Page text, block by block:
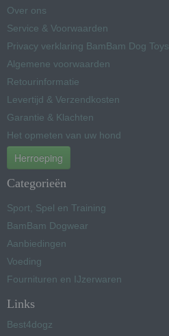
Over ons
Service & Voorwaarden
Privacy verklaring BamBam Dog Toys
Algemene voorwaarden
Retourinformatie
Levertijd & Verzendkosten
Garantie & Klachten
Het opmeten van uw hond
Herroeping
Categorieën
Sport, Spel en Training
BamBam Dogwear
Aanbiedingen
Voeding
Fournituren en IJzerwaren
Links
Best4dogz